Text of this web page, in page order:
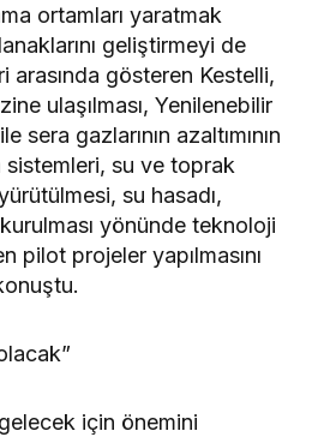
ortamları yaratmak
geliştirmeyi de
gösteren Kestelli,
ulaşılması, Yenilenebilir
sera gazlarının azaltımının
sistemleri, su ve toprak
su hasadı,
yönünde teknoloji
pilot projeler yapılmasını
için önemini